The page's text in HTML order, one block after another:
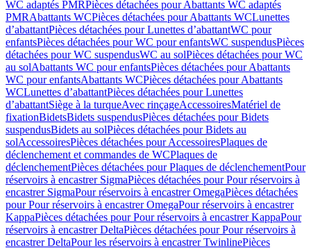
WC adaptés PMRPièces détachées pour Abattants WC adaptés
PMRAbattants WCPièces détachées pour Abattants WCLunettes
d’abattantPièces détachées pour Lunettes d’abattantWC pour
enfantsPièces détachées pour WC pour enfantsWC suspendusPièces
détachées pour WC suspendusWC au solPièces détachées pour WC
au solAbattants WC pour enfantsPièces détachées pour Abattants
WC pour enfantsAbattants WCPièces détachées pour Abattants
WCLunettes d’abattantPièces détachées pour Lunettes
d’abattantSiège à la turqueAvec rinçageAccessoiresMatériel de
fixationBidetsBidets suspendusPièces détachées pour Bidets
suspendusBidets au solPièces détachées pour Bidets au
solAccessoiresPièces détachées pour AccessoiresPlaques de
déclenchement et commandes de WCPlaques de
déclenchementPièces détachées pour Plaques de déclenchementPour
réservoirs à encastrer SigmaPièces détachées pour Pour réservoirs à
encastrer SigmaPour réservoirs à encastrer OmegaPièces détachées
pour Pour réservoirs à encastrer OmegaPour réservoirs à encastrer
KappaPièces détachées pour Pour réservoirs à encastrer KappaPour
réservoirs à encastrer DeltaPièces détachées pour Pour réservoirs à
encastrer DeltaPour les réservoirs à encastrer TwinlinePièces